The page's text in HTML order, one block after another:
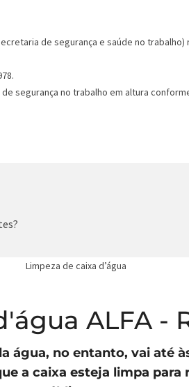
de segurança e saúde no trabalho)
segurança no trabalho em altura
ALFA -
água, no entanto, vai até
a caixa esteja limpa